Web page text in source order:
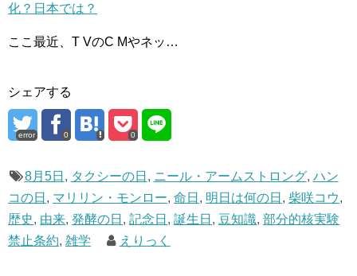
化？日本では？
ここ最近、T VのC Mやネッ…
シェアする
error 0 0
8月5日 , タクシーの日 , ニール・アームストロング, ハン
コの日 , マリリン・モンロー, 命日 , 明日は何の日 , 柴咲コウ,
歴史, 由来, 発酵の日 , 記念日 , 誕生日 , 豆知識, 部分的核実験
禁止条約, 雑学 えりっく